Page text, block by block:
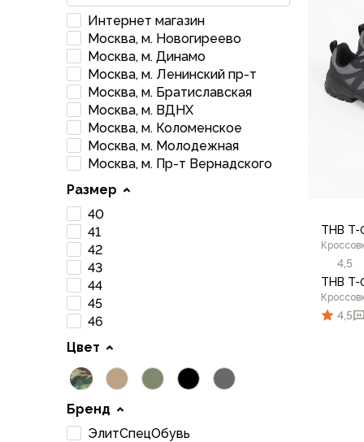
Куртки с синтетическим утеплителем
Жилеты
Брюки
Мембранные брюки
Брюки софтшелл и ветрозащита
Флисовые брюки
Беговые и спортивные
Шорты
Брюки с синтетическим утеплителем
Термобелье
Термофутболки
Термокальсоны
Термотрусы
Комбинезоны, изотермики
Футболки, лонгсливы
Рубашки
Толстовки, худи
Нижнее белье
Женская одежда
Мембранные куртки
Куртки софтшелл и ветрозащита
Интернет магазин
Москва, м. Новогиреево
Москва, м. Динамо
Москва, м. Ленинский пр-т
Москва, м. Братиславская
Москва, м. ВДНХ
Москва, м. Коломенское
Москва, м. Молодежная
Москва, м. Пр-т Вернадского
Размер
40
41
42
43
44
45
46
Цвет
Бренд
ЭлитСпецОбувь
THB
4,5
THB
4,5